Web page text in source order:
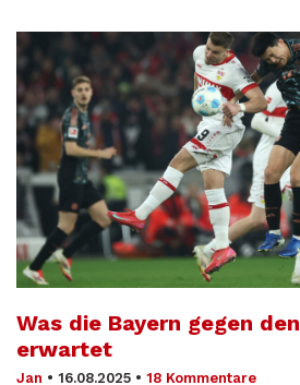
Was die Bayern gegen
erwartet
Jan • 16.08.2025 • 18 Kommentare